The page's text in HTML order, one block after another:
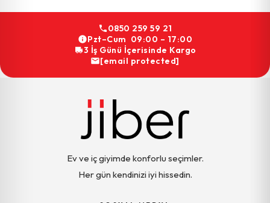
0850 259 59 21
Pzt–Cum 09:00 – 17:00
3 İş Günü İçerisinde Kargo
[email protected]
Ev ve iç giyimde konforlu seçimler.
Her gün kendinizi iyi hissedin.